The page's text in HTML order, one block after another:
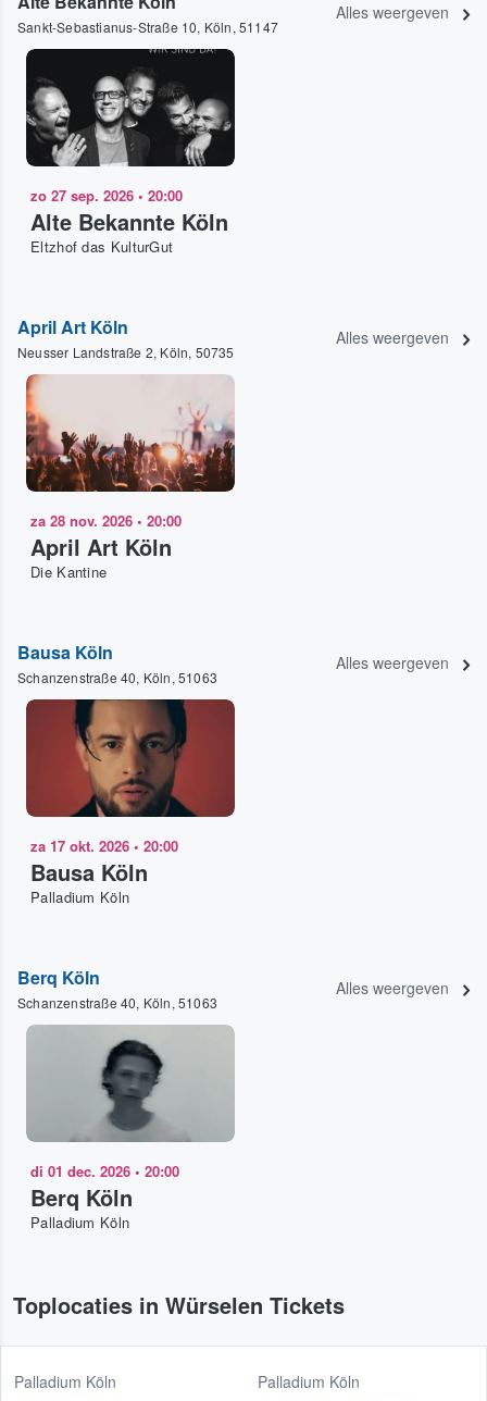
Sankt-Sebastianus-Straße 10, Köln, 51147
Alles weergeven
zo 27 sep. 2026 • 20:00
Alte Bekannte Köln
Eltzhof das KulturGut
April Art Köln
Neusser Landstraße 2, Köln, 50735
Alles weergeven
za 28 nov. 2026 • 20:00
April Art Köln
Die Kantine
Bausa Köln
Schanzenstraße 40, Köln, 51063
Alles weergeven
za 17 okt. 2026 • 20:00
Bausa Köln
Palladium Köln
Berq Köln
Schanzenstraße 40, Köln, 51063
Alles weergeven
di 01 dec. 2026 • 20:00
Berq Köln
Palladium Köln
Toplocaties in Würselen Tickets
Palladium Köln
Palladium Köln